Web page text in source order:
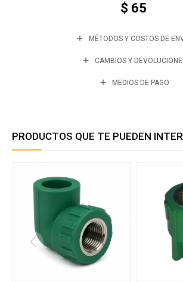
$ 65
MÉTODOS Y COSTOS DE
CAMBIOS Y
MEDIOS DE PAGO
PRODUCTOS QUE TE PUEDEN